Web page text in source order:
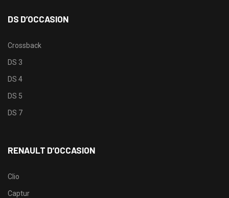
DS D’OCCASION
Crossback
DS 3
DS 4
DS 5
DS 7
RENAULT D’OCCASION
Clio
Captur